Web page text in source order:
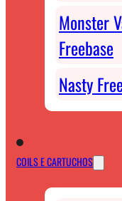
Monster
Freebase
Nasty
COILS E CARTUCHOS